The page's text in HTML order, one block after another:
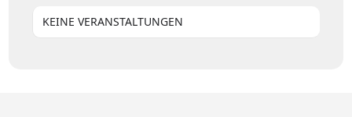
KEINE VERANSTALTUNGEN